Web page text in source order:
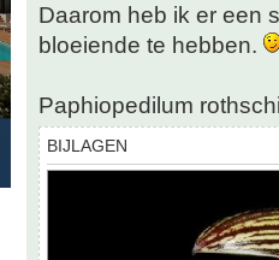
Daarom heb ik er een
bloeiende te hebben.
Paphiopedilum
BIJLAGEN